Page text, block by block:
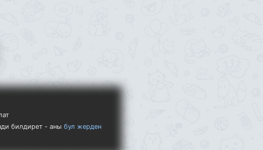
билдирет - аны бул жерден